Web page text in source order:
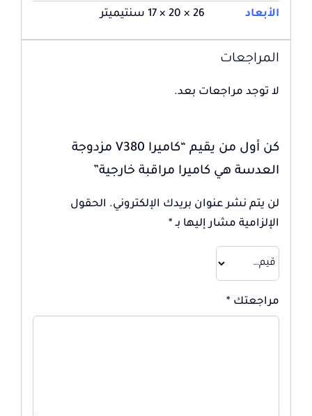
الأبعاد 26 × 20 × 17 سنتيميتر
المراجعات
لا توجد مراجعات بعد.
كن أول من يقيم “كاميرا V380 مزدوجة
العدسة هي كاميرا مراقبة خارجية”
لن يتم نشر عنوان بريدك الإلكتروني. الحقول
الإلزامية مشار إليها بـ*
مراجعتك *